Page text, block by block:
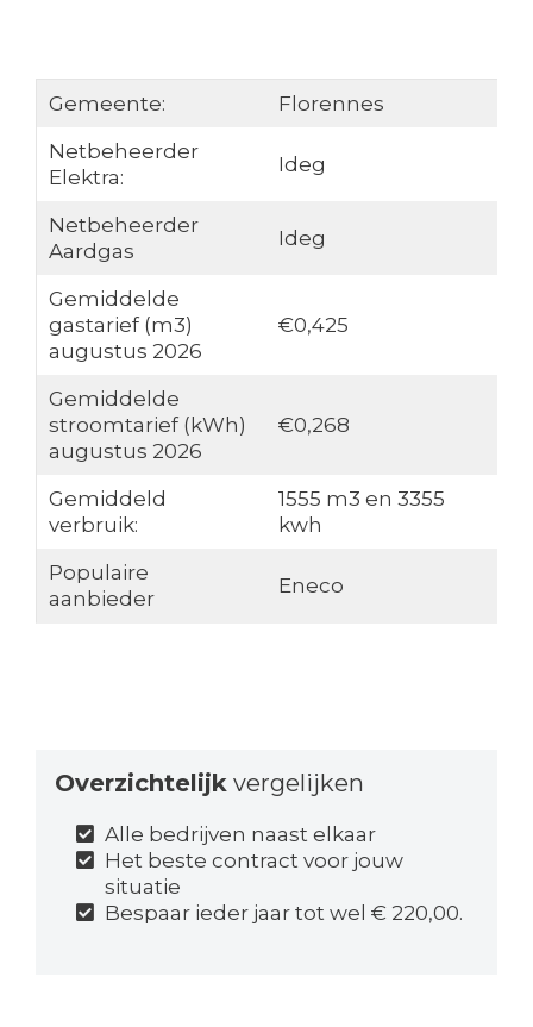
Gemeente:
Florennes
Netbeheerder
Elektra:
Ideg
Netbeheerder
Aardgas
Ideg
Gemiddelde
gastarief (m3)
augustus 2026
€0,425
Gemiddelde
stroomtarief (kWh)
augustus 2026
€0,268
Gemiddeld
verbruik:
1555 m3 en 3355
kwh
Populaire
aanbieder
Eneco
Overzichtelijk vergelijken
Alle bedrijven naast elkaar
Het beste contract voor jouw
situatie
Bespaar ieder jaar tot wel € 220,00.